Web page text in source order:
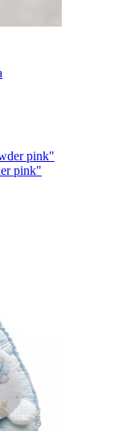
pink"